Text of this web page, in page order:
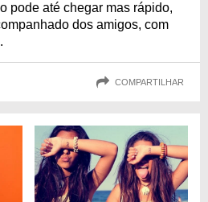
pode até chegar mas rápido,
dos amigos, com
COMPARTILHAR